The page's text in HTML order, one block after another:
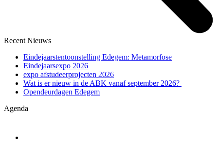
Recent Nieuws
Eindejaarstentoonstelling Edegem: Metamorfose
Eindejaarsexpo 2026
expo afstudeerprojecten 2026
Wat is er nieuw in de ABK vanaf september 2026?
Opendeurdagen Edegem
Agenda